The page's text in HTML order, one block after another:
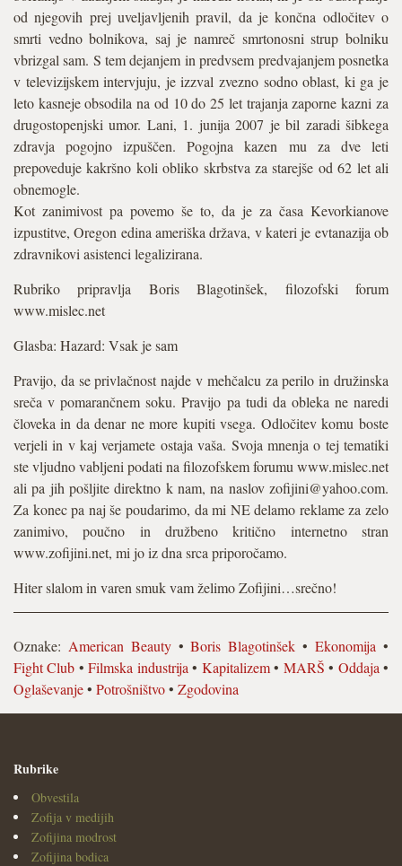
od njegovih prej uveljavljenih pravil, da je končna odločitev o
smrti vedno bolnikova, saj je namreč smrtonosni strup bolniku
vbrizgal sam. S tem dejanjem in predvsem predvajanjem posnetka
v televizijskem intervjuju, je izzval zvezno sodno oblast, ki ga je
leto kasneje obsodila na od 10 do 25 let trajanja zaporne kazni za
drugostopenjski umor. Lani, 1. junija 2007 je bil zaradi šibkega
zdravja pogojno izpuščen. Pogojna kazen mu za dve leti
prepoveduje kakršno koli obliko skrbstva za starejše od 62 let ali
obnemogle.
Kot zanimivost pa povemo še to, da je za časa Kevorkianove
izpustitve, Oregon edina ameriška država, v kateri je evtanazija ob
zdravnikovi asistenci legalizirana.
Rubriko pripravlja Boris Blagotinšek, filozofski forum
www.mislec.net
Glasba: Hazard: Vsak je sam
Pravijo, da se privlačnost najde v mehčalcu za perilo in družinska
sreča v pomarančnem soku. Pravijo pa tudi da obleka ne naredi
človeka in da denar ne more kupiti vsega. Odločitev komu boste
verjeli in v kaj verjamete ostaja vaša. Svoja mnenja o tej tematiki
ste vljudno vabljeni podati na filozofskem forumu www.mislec.net
ali pa jih pošljite direktno k nam, na naslov zofijini@yahoo.com.
Za konec pa naj še poudarimo, da mi NE delamo reklame za zelo
zanimivo, poučno in družbeno kritično internetno stran
www.zofijini.net, mi jo iz dna srca priporočamo.
Hiter slalom in varen smuk vam želimo Zofijini…srečno!
Oznake: American Beauty•Boris Blagotinšek •Ekonomija •
Fight Club •Filmska industrija • Kapitalizem• MARŠ • Oddaja •
Oglaševanje• Potrošništvo• Zgodovina
Rubrike
Obvestila
Zofija v medijih
Zofijina modrost
Zofijina bodica